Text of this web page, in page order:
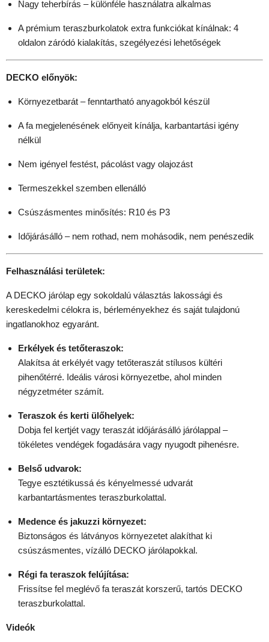
Nagy teherbírás – különféle használatra alkalmas
A prémium teraszburkolatok extra funkciókat kínálnak: 4
oldalon záródó kialakítás, szegélyezési lehetőségek
DECKO előnyök:
Környezetbarát – fenntartható anyagokból készül
A fa megjelenésének előnyeit kínálja, karbantartási igény
nélkül
Nem igényel festést, pácolást vagy olajozást
Termeszekkel szemben ellenálló
Csúszásmentes minősítés: R10 és P3
Időjárásálló – nem rothad, nem mohásodik, nem penészedik
Felhasználási területek:
A DECKO járólap egy sokoldalú választás lakossági és
kereskedelmi célokra is, bérleményekhez és saját tulajdonú
ingatlanokhoz egyaránt.
Erkélyek és tetőteraszok:
Alakítsa át erkélyét vagy tetőteraszát stílusos kültéri
pihenőtérré. Ideális városi környezetbe, ahol minden
négyzetméter számít.
Teraszok és kerti ülőhelyek:
Dobja fel kertjét vagy teraszát időjárásálló járólappal –
tökéletes vendégek fogadására vagy nyugodt pihenésre.
Belső udvarok:
Tegye esztétikussá és kényelmessé udvarát
karbantartásmentes teraszburkolattal.
Medence és jakuzzi környezet:
Biztonságos és látványos környezetet alakíthat ki
csúszásmentes, vízálló DECKO járólapokkal.
Régi fa teraszok felújítása:
Frissítse fel meglévő fa teraszát korszerű, tartós DECKO
teraszburkolattal.
Videók